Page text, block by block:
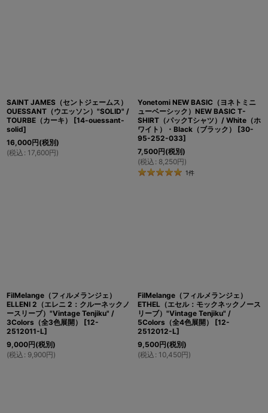
SAINT JAMES（セントジェームス）
OUESSANT（ウエッソン）"SOLID" /
TOURBE（カーキ）
[14-ouessant-
solid]
16,000円(税別)
(税込 : 17,600円)
Yonetomi NEW BASIC（ヨネトミニ
ューベーシック）NEW BASIC T-
SHIRT（パックTシャツ）/ White（ホ
ワイト）・Black（ブラック）
[30-
95-252-033]
7,500円(税別)
(税込 : 8,250円)
1件
FilMelange（フィルメランジェ）
ELLENI 2（エレニ 2：クルーネックノ
ースリーブ）"Vintage Tenjiku" /
3Colors（全3色展開）
[12-
2512011-L]
9,000円(税別)
(税込 : 9,900円)
FilMelange（フィルメランジェ）
ETHEL（エセル：モックネックノース
リーブ）"Vintage Tenjiku" /
5Colors（全4色展開）
[12-
2512012-L]
9,500円(税別)
(税込 : 10,450円)